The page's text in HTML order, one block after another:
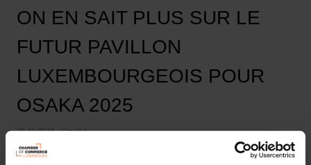
ON EN SAIT PLUS SUR LE
FUTUR PAVILLON
LUXEMBOURGEOIS POUR
OSAKA 2025
20.10.2023 - Virgule.lu